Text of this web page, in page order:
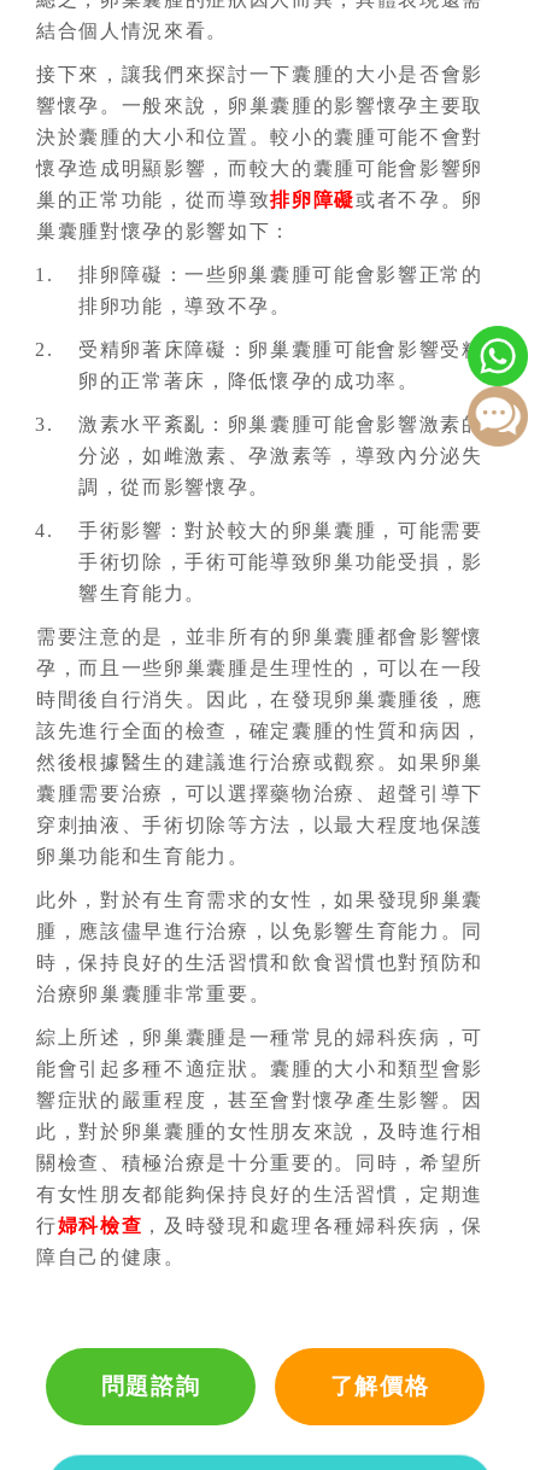
結合個人情況來看。
接下來，讓我們來探討一下囊腫的大小是否會影
響懷孕。一般來說，卵巢囊腫的影響懷孕主要取
決於囊腫的大小和位置。較小的囊腫可能不會對
懷孕造成明顯影響，而較大的囊腫可能會影響卵
巢的正常功能，從而導致排卵障礙或者不孕。卵
巢囊腫對懷孕的影響如下：
排卵障礙：一些卵巢囊腫可能會影響正常的
排卵功能，導致不孕。
受精卵著床障礙：卵巢囊腫可能會影響受精
卵的正常著床，降低懷孕的成功率。
激素水平紊亂：卵巢囊腫可能會影響激素的
分泌，如雌激素、孕激素等，導致內分泌失
調，從而影響懷孕。
手術影響：對於較大的卵巢囊腫，可能需要
手術切除，手術可能導致卵巢功能受損，影
響生育能力。
需要注意的是，並非所有的卵巢囊腫都會影響懷
孕，而且一些卵巢囊腫是生理性的，可以在一段
時間後自行消失。因此，在發現卵巢囊腫後，應
該先進行全面的檢查，確定囊腫的性質和病因，
然後根據醫生的建議進行治療或觀察。如果卵巢
囊腫需要治療，可以選擇藥物治療、超聲引導下
穿刺抽液、手術切除等方法，以最大程度地保護
卵巢功能和生育能力。
此外，對於有生育需求的女性，如果發現卵巢囊
腫，應該儘早進行治療，以免影響生育能力。同
時，保持良好的生活習慣和飲食習慣也對預防和
治療卵巢囊腫非常重要。
綜上所述，卵巢囊腫是一種常見的婦科疾病，可
能會引起多種不適症狀。囊腫的大小和類型會影
響症狀的嚴重程度，甚至會對懷孕產生影響。因
此，對於卵巢囊腫的女性朋友來說，及時進行相
關檢查、積極治療是十分重要的。同時，希望所
有女性朋友都能夠保持良好的生活習慣，定期進
行婦科檢查 ，及時發現和處理各種婦科疾病，保
障自己的健康。
問題諮詢 了解價格